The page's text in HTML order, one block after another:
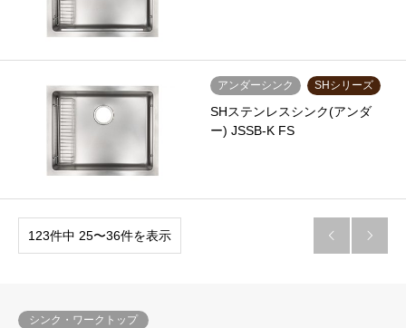
アンダーシンク SHシリーズ
SHステンレスシンク(アンダ
ー) JSSB-K FS
123件中 25〜36件を表示  
シンク・ワークトップ